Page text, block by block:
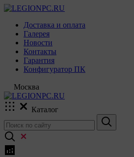
Доставка и оплата
Галерея
Новости
Контакты
Гарантия
Конфигуратор ПК
Москва
Каталог